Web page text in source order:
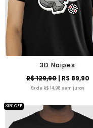
3D Naipes
R$ 129,90| R$ 89,90
6x de R$ 14,98 sem juros
30% OFF